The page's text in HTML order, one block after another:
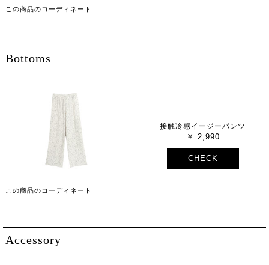
この商品のコーディネート
Bottoms
接触冷感イージーパンツ
2,990
CHECK
この商品のコーディネート
Accessory